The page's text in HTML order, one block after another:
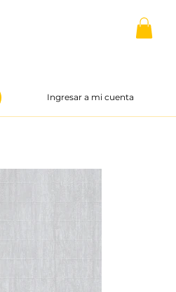
Ingresar a mi cuenta